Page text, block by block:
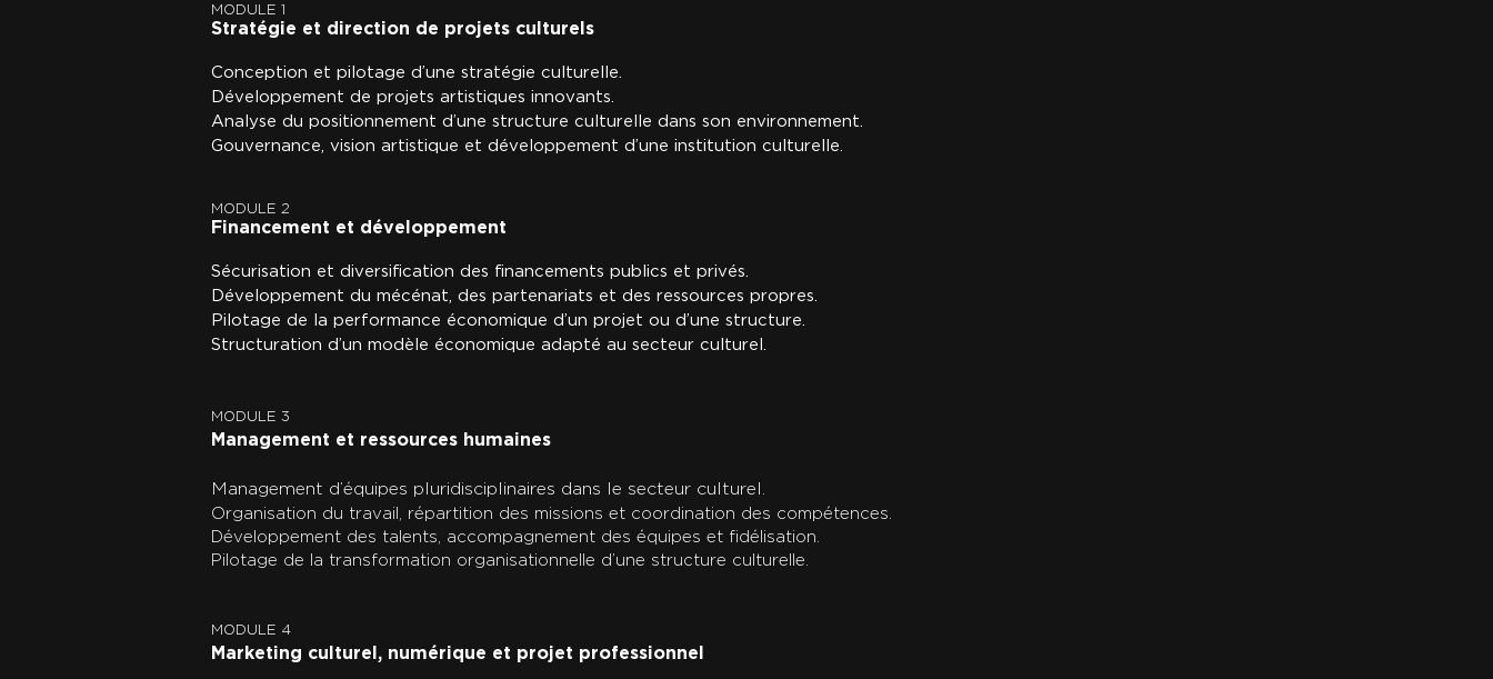
MODULE 1
Stratégie et direction de projets culturels
Conception et pilotage d’une stratégie culturelle.
Développement de projets artistiques innovants.
Analyse du positionnement d’une structure culturelle dans son environnement.
Gouvernance, vision artistique et développement d’une institution culturelle.
MODULE 2
Financement et développement
Sécurisation et diversification des financements publics et privés.
Développement du mécénat, des partenariats et des ressources propres.
Pilotage de la performance économique d’un projet ou d’une structure.
Structuration d’un modèle économique adapté au secteur culturel.
MODULE 3
Management et ressources humaines
Management d’équipes pluridisciplinaires dans le secteur culturel.
Organisation du travail, répartition des missions et coordination des compétences.
Développement des talents, accompagnement des équipes et fidélisation.
Pilotage de la transformation organisationnelle d’une structure culturelle.
MODULE 4
Marketing culturel, numérique et projet professionnel